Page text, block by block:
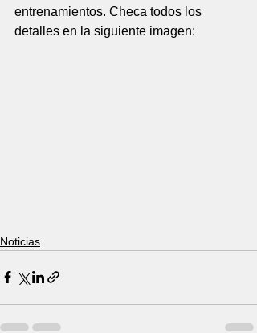
entrenamientos. Checa todos los
detalles en la siguiente imagen:
Noticias